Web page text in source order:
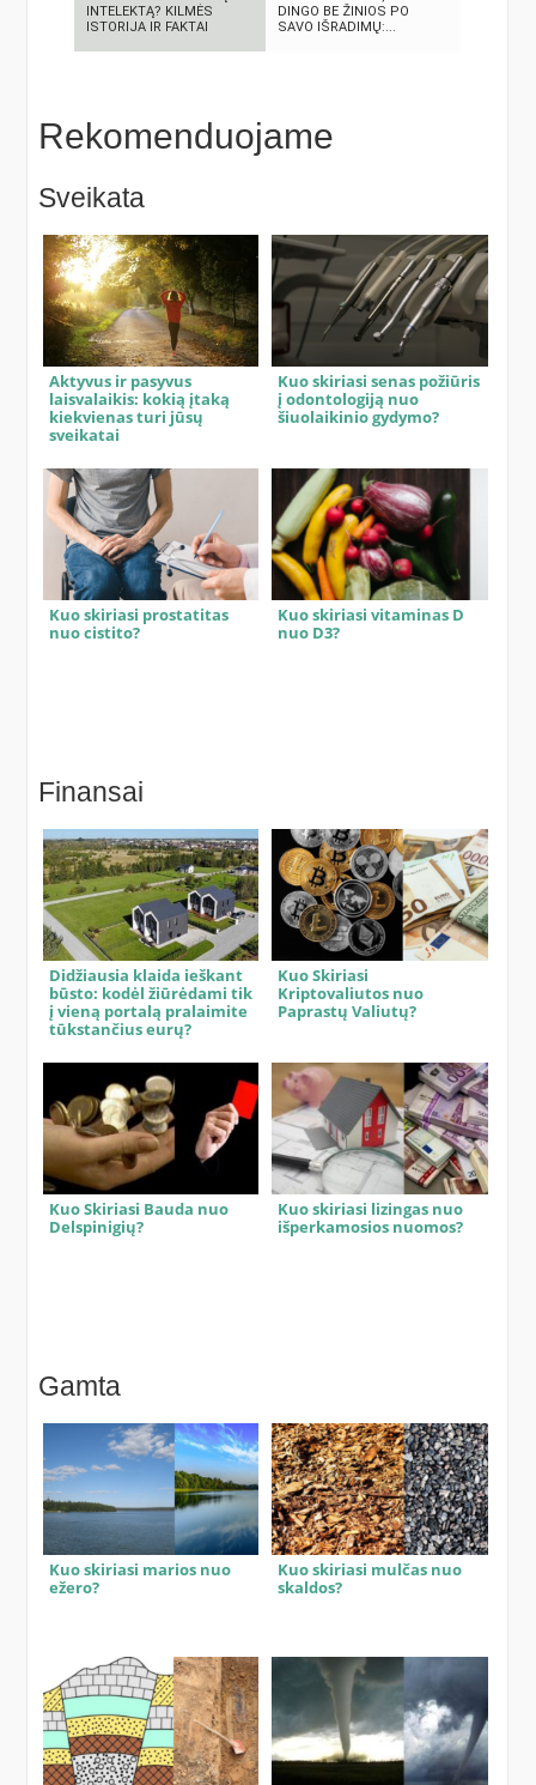
INTELEKTĄ? KILMĖS
ISTORIJA IR FAKTAI
DINGO BE ŽINIOS PO
SAVO IŠRADIMŲ:...
Rekomenduojame
Sveikata
Aktyvus ir pasyvus
laisvalaikis: kokią įtaką
kiekvienas turi jūsų
sveikatai
Kuo skiriasi senas požiūris
į odontologiją nuo
šiuolaikinio gydymo?
Kuo skiriasi prostatitas
nuo cistito?
Kuo skiriasi vitaminas D
nuo D3?
Finansai
Didžiausia klaida ieškant
būsto: kodėl žiūrėdami tik
į vieną portalą pralaimite
tūkstančius eurų?
Kuo Skiriasi
Kriptovaliutos nuo
Paprastų Valiutų?
Kuo Skiriasi Bauda nuo
Delspinigių?
Kuo skiriasi lizingas nuo
išperkamosios nuomos?
Gamta
Kuo skiriasi marios nuo
ežero?
Kuo skiriasi mulčas nuo
skaldos?